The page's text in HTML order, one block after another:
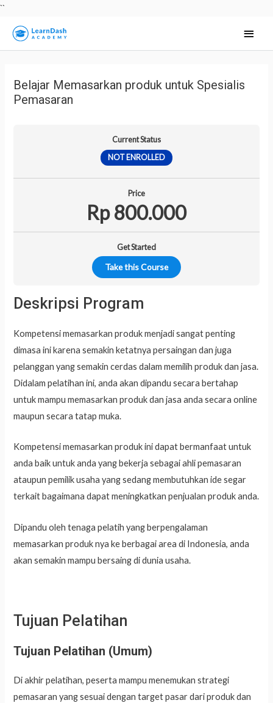
``
content
Main
Menu
Belajar Memasarkan produk untuk Spesialis
Pemasaran
Current Status
NOT ENROLLED
Price
Rp 800.000
Get Started
Take this Course
Deskripsi Program
Kompetensi memasarkan produk menjadi sangat penting
dimasa ini karena semakin ketatnya persaingan dan juga
pelanggan yang semakin cerdas dalam memilih produk dan jasa.
Didalam pelatihan ini, anda akan dipandu secara bertahap
untuk mampu memasarkan produk dan jasa anda secara online
maupun secara tatap muka.
Kompetensi memasarkan produk ini dapat bermanfaat untuk
anda baik untuk anda yang bekerja sebagai ahli pemasaran
ataupun pemilik usaha yang sedang membutuhkan ide segar
terkait bagaimana dapat meningkatkan penjualan produk anda.
Dipandu oleh tenaga pelatih yang berpengalaman
memasarkan produk nya ke berbagai area di Indonesia, anda
akan semakin mampu bersaing di dunia usaha.
Tujuan Pelatihan
Tujuan Pelatihan (Umum)
Di akhir pelatihan, peserta mampu menemukan strategi
pemasaran yang sesuai dengan target pasar dari produk dan